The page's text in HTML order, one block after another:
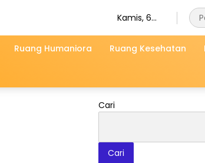
Kamis, 6
Ruang Humaniora Ruang Kesehatan
Cari
Cari